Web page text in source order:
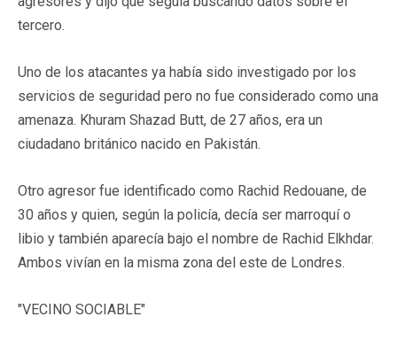
tercero.
Uno de los atacantes ya había sido investigado por los
servicios de seguridad pero no fue considerado como una
amenaza. Khuram Shazad Butt, de 27 años, era un
ciudadano británico nacido en Pakistán.
Otro agresor fue identificado como Rachid Redouane, de
30 años y quien, según la policía, decía ser marroquí o
libio y también aparecía bajo el nombre de Rachid Elkhdar.
Ambos vivían en la misma zona del este de Londres.
"VECINO SOCIABLE"